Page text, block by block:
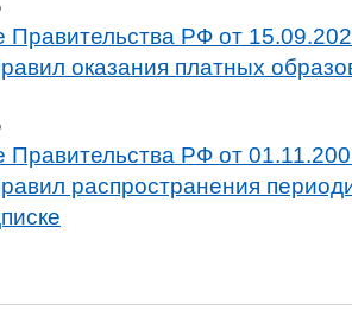
Правительства РФ от
оказания платных
Правительства РФ от
распространения